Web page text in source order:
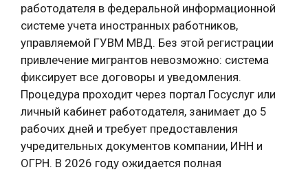
работодателя в федеральной информационной
системе учета иностранных работников,
управляемой ГУВМ МВД. Без этой регистрации
привлечение мигрантов невозможно: система
фиксирует все договоры и уведомления.
Процедура проходит через портал Госуслуг или
личный кабинет работодателя, занимает до 5
рабочих дней и требует предоставления
учредительных документов компании, ИНН и
ОГРН. В 2026 году ожидается полная